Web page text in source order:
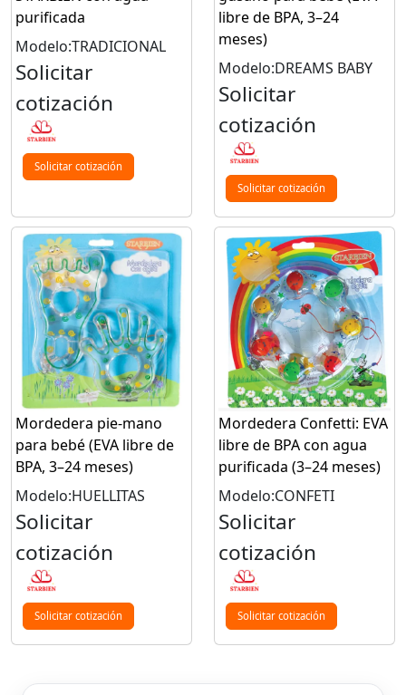
purificada
Modelo:TRADICIONAL
Solicitar
cotización
Solicitar cotización
libre de BPA, 3–24
meses)
Modelo:DREAMS BABY
Solicitar
cotización
Solicitar cotización
Mordedera pie-mano
para bebé (EVA libre de
BPA, 3–24 meses)
Modelo:HUELLITAS
Solicitar
cotización
Solicitar cotización
Mordedera Confetti: EVA
libre de BPA con agua
purificada (3–24 meses)
Modelo:CONFETI
Solicitar
cotización
Solicitar cotización